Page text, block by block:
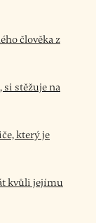
člověka z
stěžuje na
který je
kvůli jejímu